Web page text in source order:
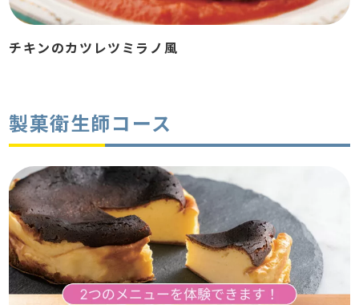
チキンのカツレツミラノ風
製菓衛生師コース